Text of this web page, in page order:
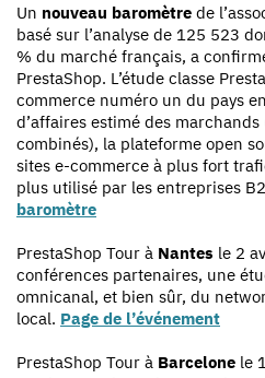
Un nouveau baromètre de
basé sur l’analyse de 125 523
% du marché français, a
PrestaShop. L’étude classe
commerce numéro un du pays
d’affaires estimé des
combinés), la plateforme open
sites e-commerce à plus fort
plus utilisé par les entreprises
baromètre
PrestaShop Tour à Nantes le 2
conférences partenaires, une
omnicanal, et bien sûr, du
local. Page de l’événement
PrestaShop Tour à Barcelone le